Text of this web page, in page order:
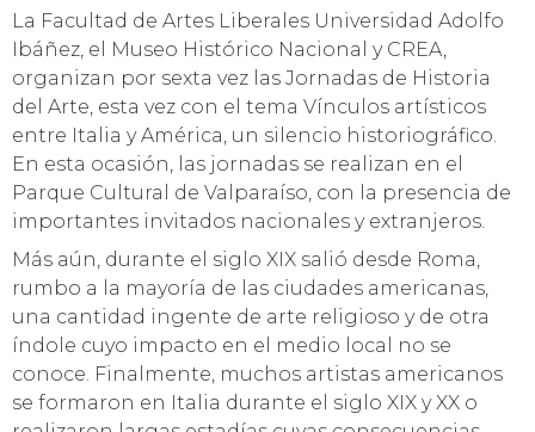
La Facultad de Artes Liberales Universidad Adolfo
Ibáñez, el Museo Histórico Nacional y CREA,
organizan por sexta vez las Jornadas de Historia
del Arte, esta vez con el tema Vínculos artísticos
entre Italia y América, un silencio historiográfico.
En esta ocasión, las jornadas se realizan en el
Parque Cultural de Valparaíso, con la presencia de
importantes invitados nacionales y extranjeros.
Más aún, durante el siglo XIX salió desde Roma,
rumbo a la mayoría de las ciudades americanas,
una cantidad ingente de arte religioso y de otra
índole cuyo impacto en el medio local no se
conoce. Finalmente, muchos artistas americanos
se formaron en Italia durante el siglo XIX y XX o